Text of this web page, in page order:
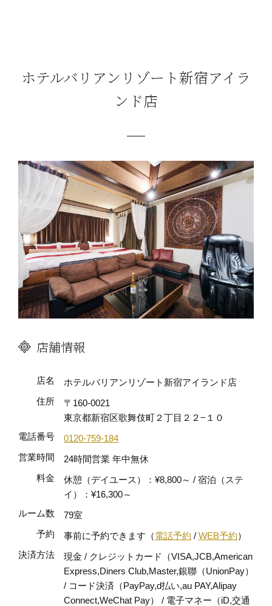
ホテルバリアンリゾート新宿アイラ
ンド店
店舗情報
店名
ホテルバリアンリゾート新宿アイランド店
住所
〒160-0021
東京都新宿区歌舞伎町２丁目２２−１０
電話番号
0120-759-184
営業時間
24時間営業 年中無休
料金
休憩（デイユース）：¥8,800～ / 宿泊（ステ
イ）：¥16,300～
ルーム数
79室
予約
事前に予約できます（電話予約 / WEB予約）
決済方法
現金 / クレジットカード（VISA,JCB,American
Express,Diners Club,Master,銀聯（UnionPay）
/ コード決済（PayPay,d払い,au PAY,Alipay
Connect,WeChat Pay） / 電子マネー（iD,交通